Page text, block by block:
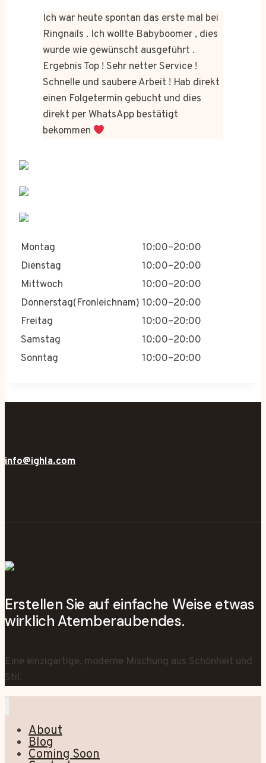
Ich war heute spontan das erste mal bei
Ringnails . Ich wollte Babyboomer , dies
wurde wie gewünscht ausgeführt .
Ergebnis Top ! Sehr netter Service !
Schnelle und saubere Arbeit ! Hab direkt
einen Folgetermin gebucht und dies
direkt per WhatsApp bestätigt
bekommen
Montag
10:00–20:00
Dienstag
10:00–20:00
Mittwoch
10:00–20:00
Donnerstag(Fronleichnam) 10:00–20:00
Freitag
10:00–20:00
Samstag
10:00–20:00
Sonntag
10:00–20:00
info@ighla.com
Erstellen Sie auf einfache Weise etwas
wirklich Atemberaubendes.
Eine einzigartige, moderne Mischung aus Schönheit und
Stil.
About
Blog
Coming Soon